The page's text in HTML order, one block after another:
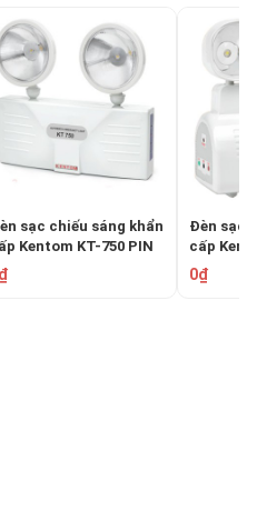
sạc chiếu sáng khẩn
Kentom KT-750 PIN
Đèn sạc
cấp
0₫